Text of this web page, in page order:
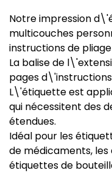
Notre impression
multicouches
instructions de
La balise de
pages
L\'étiquette est
qui nécessitent des
étendues.
Idéal pour les
de médicaments,
étiquettes de